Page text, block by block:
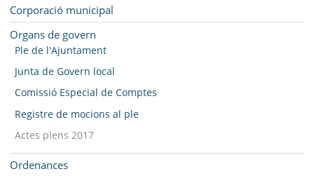
SEU ELECTRÒNICA
BELL-LLOC SOLUCIONA
Corporació municipal
Organs de govern
Ple de l'Ajuntament
Junta de Govern local
Comissió Especial de Comptes
Registre de mocions al ple
Actes plens 2017
Ordenances